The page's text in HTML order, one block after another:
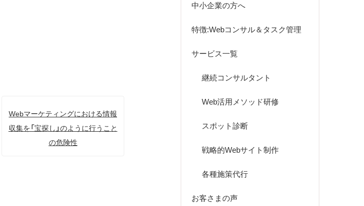
Webマーケティングにおける情報
収集を「宝探し」のように行うこと
の危険性
中小企業の方へ
特徴:Webコンサル＆タスク管理
サービス一覧
継続コンサルタント
Web活用メソッド研修
スポット診断
戦略的Webサイト制作
各種施策代行
お客さまの声